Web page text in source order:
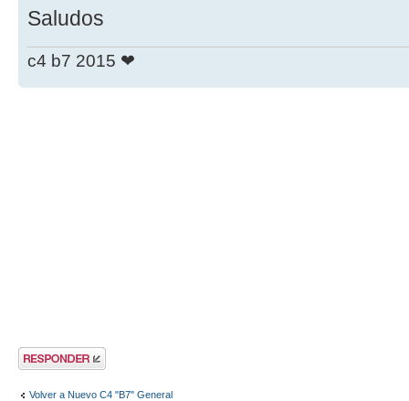
Saludos
c4 b7 2015 ❤
Publicar una
respuesta
Volver a Nuevo C4 "B7" General